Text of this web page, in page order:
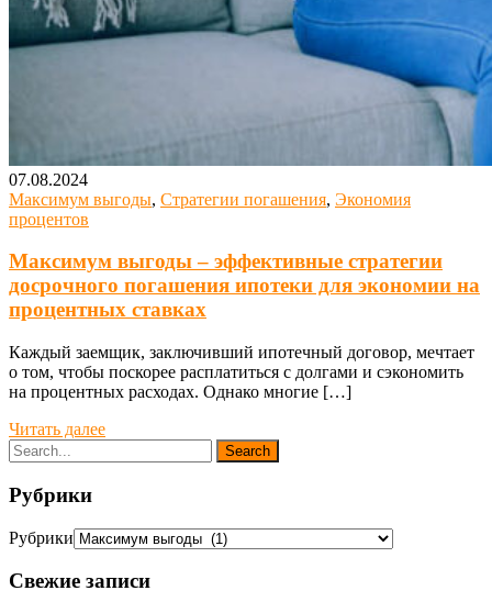
07.08.2024
Максимум выгоды, Стратегии погашения, Экономия
процентов
Максимум выгоды – эффективные стратегии
досрочного погашения ипотеки для экономии на
процентных ставках
Каждый заемщик, заключивший ипотечный договор, мечтает
о том, чтобы поскорее расплатиться с долгами и сэкономить
на процентных расходах. Однако многие […]
Читать далее
Рубрики
Рубрики
Свежие записи